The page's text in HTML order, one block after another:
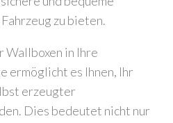
zu bieten.
in Ihre
ermöglicht es Ihnen, Ihr
erzeugter
Dies bedeutet nicht nur